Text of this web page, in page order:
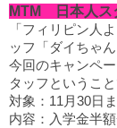
MTM 日本人ス
「フィリピン人
ッフ「ダイちゃ
今回のキャンペ
タッフというこ
対象：11月30日
内容：入学金半